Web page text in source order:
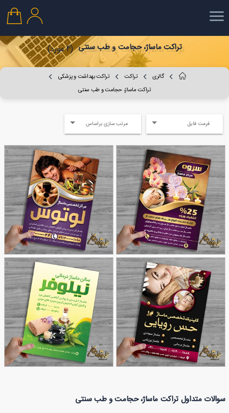
تراکت ماساژ، حجامت و طب سنتی (4 مورد)
گالری تراکت
تراکت بهداشت و پزشکی
تراکت ماساژ، حجامت و طب سنتی
فرمت فایل مرتب سازی براساس
طرح تراکت مرکز ماساژ
نمونه طرح تراکت مرکز
تخصصی ماساژ
حجامت و طب سنتی
سوالات متداول تراکت ماساژ، حجامت و طب سنتی